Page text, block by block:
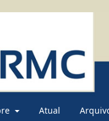
Atual